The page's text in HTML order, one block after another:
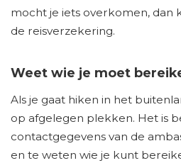
mocht je iets overkomen, dan
de reisverzekering.
Weet wie je moet
Als je gaat hiken in het
op afgelegen plekken. Het is
contactgegevens van de
en te weten wie je kunt